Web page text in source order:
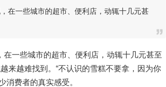
一些城市的超市、便利店，动辄十几元甚
一些城市的超市、便利店，动辄十几元甚至
来越难找到。“不认识的雪糕不要拿，因为你
消费者的真实感受。